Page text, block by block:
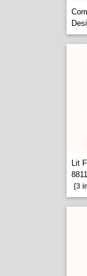
Lit
[3